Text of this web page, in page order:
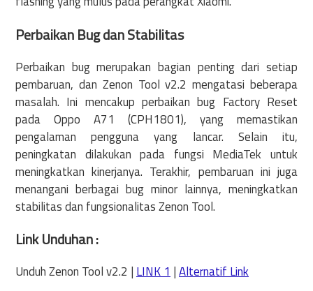
Perbaikan Bug dan Stabilitas
Perbaikan bug merupakan bagian penting dari setiap
pembaruan, dan Zenon Tool v2.2 mengatasi beberapa
masalah. Ini mencakup perbaikan bug Factory Reset
pada Oppo A71 (CPH1801), yang memastikan
pengalaman pengguna yang lancar. Selain itu,
peningkatan dilakukan pada fungsi MediaTek untuk
meningkatkan kinerjanya. Terakhir, pembaruan ini juga
menangani berbagai bug minor lainnya, meningkatkan
stabilitas dan fungsionalitas Zenon Tool.
Link Unduhan :
Unduh Zenon Tool v2.2 |LINK 1|Alternatif Link